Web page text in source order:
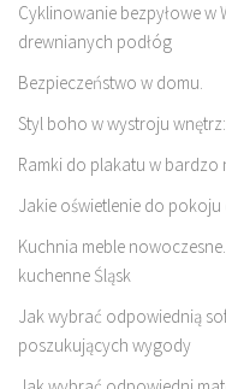
Cyklinowanie bezpyłowe w
drewnianych podłóg
Bezpieczeństwo w domu.
Styl boho w wystroju
Ramki do plakatu w bardzo
Jakie oświetlenie do pokoju
Kuchnia meble
kuchenne Śląsk
Jak wybrać odpowiednią
poszukujących wygody